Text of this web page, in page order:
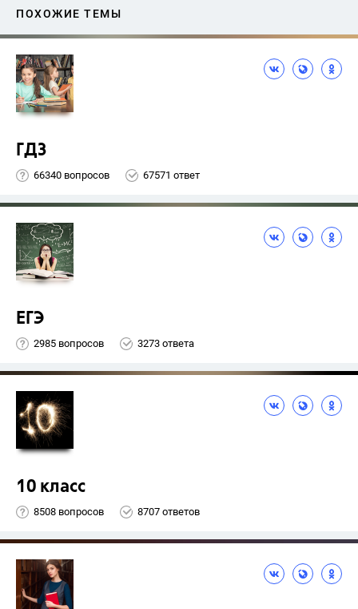
ПОХОЖИЕ ТЕМЫ
ГДЗ
66340 вопросов 67571 ответ
ЕГЭ
2985 вопросов 3273 ответа
10 класс
8508 вопросов 8707 ответов